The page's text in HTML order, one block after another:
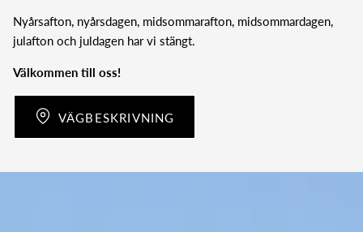
Nyårsafton, nyårsdagen, midsommarafton, midsommardagen,
julafton och juldagen har vi stängt.
Välkommen till oss!
VÄGBESKRIVNING